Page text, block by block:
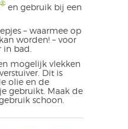
® en gebruik bij een
– waarmee op
worden! – voor
in bad.
mogelijk vlekken
Dit is
olie en de
gebruikt. Maak de
schoon.